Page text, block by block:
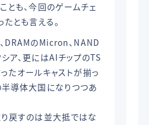
とも、今回のゲームチェ
とも言える。
DRAMのMicron、NAND
ア、更にはAIチップのTS
たオールキャストが揃っ
半導体大国になりつつあ
戻すのは並大抵ではな